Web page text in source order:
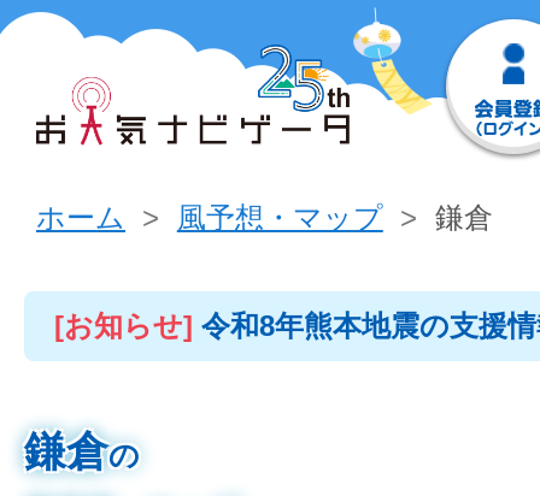
ホーム 風予想・マップ 鎌倉
[お知らせ] 令和8年熊本地震の支援
鎌倉の